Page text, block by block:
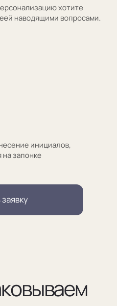
компании
модель